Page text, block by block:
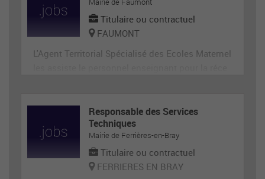
Titulaire ou contractuel
FAUMONT
L'Agent Territorial Spécialisé des Ecoles Maternel
ux et le matériel servant directement aux enfant
s. En tant que membre de la communauté éduca
tive, il p
Responsable des Services
Techniques
Mairie de Ferrières-en-Bray
Titulaire ou contractuel
FERRIERES EN BRAY